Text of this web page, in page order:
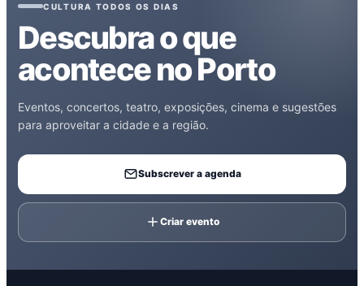
CULTURA TODOS OS DIAS
Descubra o que
acontece no Porto
Eventos, concertos, teatro, exposições, cinema e sugestões
para aproveitar a cidade e a região.
Subscrever a agenda
Criar evento